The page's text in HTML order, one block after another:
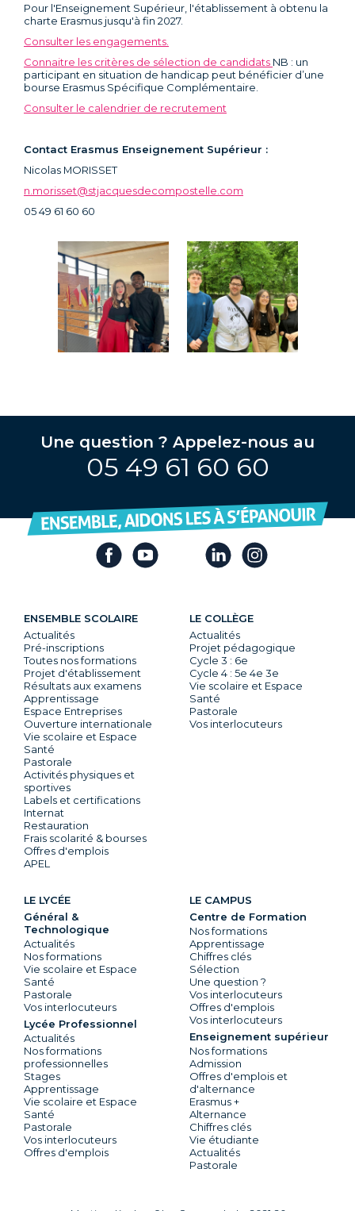
Pour l'Enseignement Supérieur, l'établissement à obtenu la
charte Erasmus jusqu'à fin 2027.
Consulter les engagements.
Connaitre les critères de sélection de candidats NB : un
participant en situation de handicap peut bénéficier d’une
bourse Erasmus Spécifique Complémentaire.
Consulter le calendrier de recrutement
Contact Erasmus Enseignement Supérieur :
Nicolas MORISSET
n.morisset@stjacquesdecompostelle.com
05 49 61 60 60
Une question ? Appelez-nous au
05 49 61 60 60
ENSEMBLE SCOLAIRE
Actualités
Pré-inscriptions
Toutes nos formations
Projet d'établissement
Résultats aux examens
Apprentissage
Espace Entreprises
Ouverture internationale
Vie scolaire et Espace
Santé
Pastorale
Activités physiques et
sportives
Labels et certifications
Internat
Restauration
Frais scolarité & bourses
Offres d'emplois
APEL
LE COLLÈGE
Actualités
Projet pédagogique
Cycle 3 : 6e
Cycle 4 : 5e 4e 3e
Vie scolaire et Espace
Santé
Pastorale
Vos interlocuteurs
LE LYCÉE
Général &
Technologique
Actualités
Nos formations
Vie scolaire et Espace
Santé
Pastorale
Vos interlocuteurs
Lycée Professionnel
Actualités
Nos formations
professionnelles
Stages
Apprentissage
Vie scolaire et Espace
Santé
Pastorale
Vos interlocuteurs
Offres d'emplois
LE CAMPUS
Centre de Formation
Nos formations
Apprentissage
Chiffres clés
Sélection
Une question ?
Vos interlocuteurs
Offres d'emplois
Vos interlocuteurs
Enseignement supérieur
Nos formations
Admission
Offres d'emplois et
d'alternance
Erasmus +
Alternance
Chiffres clés
Vie étudiante
Actualités
Pastorale